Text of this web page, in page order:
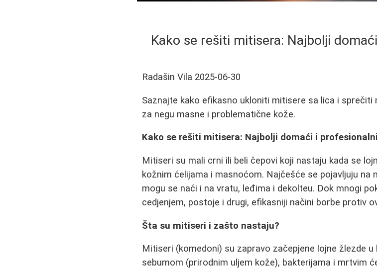
Kako se rešiti mitisera: Najbolji
Radašin Vila 2025-06-30
Saznajte kako efikasno ukloniti mitisere sa lica i sprečiti
za negu masne i problematične kože.
Kako se rešiti mitisera: Najbolji domaći i
Mitiseri su mali crni ili beli čepovi koji nastaju kada se
kožnim ćelijama i masnoćom. Najčešće se pojavljuju na
mogu se naći i na vratu, leđima i dekolteu. Dok mnogi
cedjenjem, postoje i drugi, efikasniji načini borbe protiv
Šta su mitiseri i zašto nastaju?
Mitiseri (komedoni) su zapravo začepjene lojne žlezde
sebumom (prirodnim uljem kože), bakterijama i mrtvim